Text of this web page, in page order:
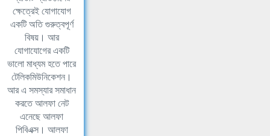
ক্ষেত্রেই যোগাযোগ
একটি অতি গুরুত্বপূর্ণ
বিষয়। আর
যোগাযোগের একটি
ভালো মাধ্যম হতে পারে
টেলিকমিউনিকেশন।
আর এ সমস্যার সমাধান
করতে আলফা নেট
এনেছে আলফা
পিবিএক্স। আলফা